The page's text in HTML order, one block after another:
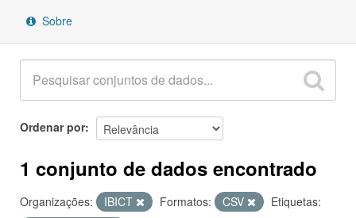
Sobre
Ordenar por
1 conjunto de dados encontrado
Organizações: IBICT Formatos: CSV
Etiquetas: